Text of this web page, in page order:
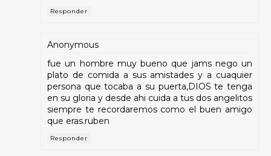
Responder
Anonymous
fue un hombre muy bueno que jams nego un
plato de comida a sus amistades y a cuaquier
persona que tocaba a su puerta,DIOS te tenga
en su gloria y desde ahi cuida a tus dos angelitos
siempre te recordaremos como el buen amigo
que eras.ruben
Responder